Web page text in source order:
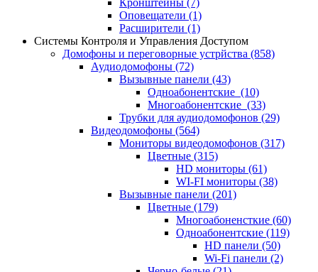
Кронштейны (7)
Оповещатели (1)
Расширители (1)
Системы Контроля и Управления Доступом
Домофоны и переговорные устрйства (858)
Аудиодомофоны (72)
Вызывные панели (43)
Одноабонентские (10)
Многоабонентские (33)
Трубки для аудиодомофонов (29)
Видеодомофоны (564)
Мониторы видеодомофонов (317)
Цветные (315)
HD мониторы (61)
WI-FI мониторы (38)
Вызывные панели (201)
Цветные (179)
Многоабоненсткие (60)
Одноабонентские (119)
HD панели (50)
Wi-Fi панели (2)